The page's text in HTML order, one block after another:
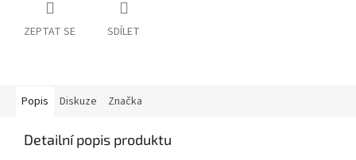
ZEPTAT SE SDÍLET
Popis Diskuze Značka
Detailní popis produktu